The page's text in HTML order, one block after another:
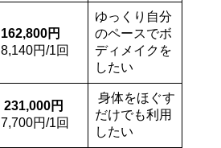
162,800円
8,140円/1回
ゆっくり自分
のペースでボ
ディメイクを
したい
231,000円
7,700円/1回
身体をほぐす
だけでも利用
したい